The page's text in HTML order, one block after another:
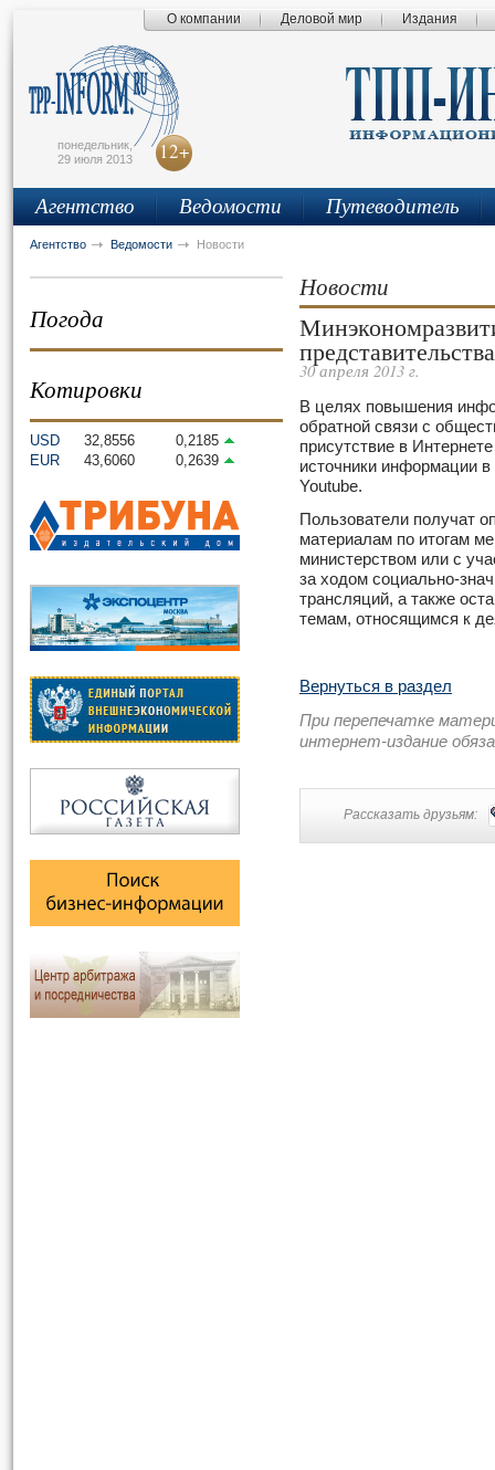
О компании Деловой мир Издания
понедельник,
29 июля 2013
12+
Агентство Ведомости Путеводитель
Агентство Ведомости Новости
Погода
Котировки
USD 32,8556
0,2185
EUR
43,6060 0,2639
Новости
30 апреля 2013 г.
В целях повышения
обратной связи с
присутствие в
источники информации
Youtube.
Пользователи получат
материалам по итогам
министерством или с
за ходом социально-
трансляций, а также
темам, относящимся к
Вернуться в раздел
При перепечатке
интернет-издание
Рассказать друзьям: